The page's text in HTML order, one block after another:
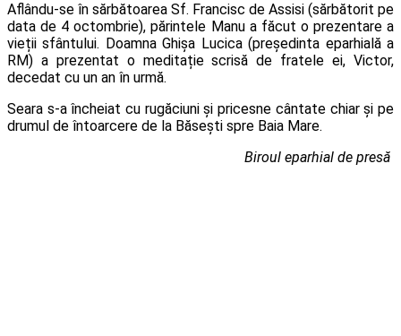
Aflându-se în sărbătoarea Sf. Francisc de Assisi (sărbătorit pe
data de 4 octombrie), părintele Manu a făcut o prezentare a
vieții sfântului. Doamna Ghișa Lucica (președinta eparhială a
RM) a prezentat o meditație scrisă de fratele ei, Victor,
decedat cu un an în urmă.
Seara s-a încheiat cu rugăciuni și pricesne cântate chiar și pe
drumul de întoarcere de la Băsești spre Baia Mare.
Biroul eparhial de presă